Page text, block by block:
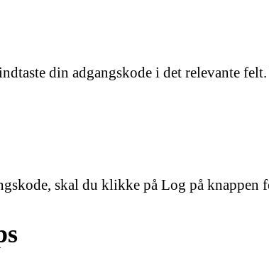
din adgangskode i det relevante
skal du klikke på Log på